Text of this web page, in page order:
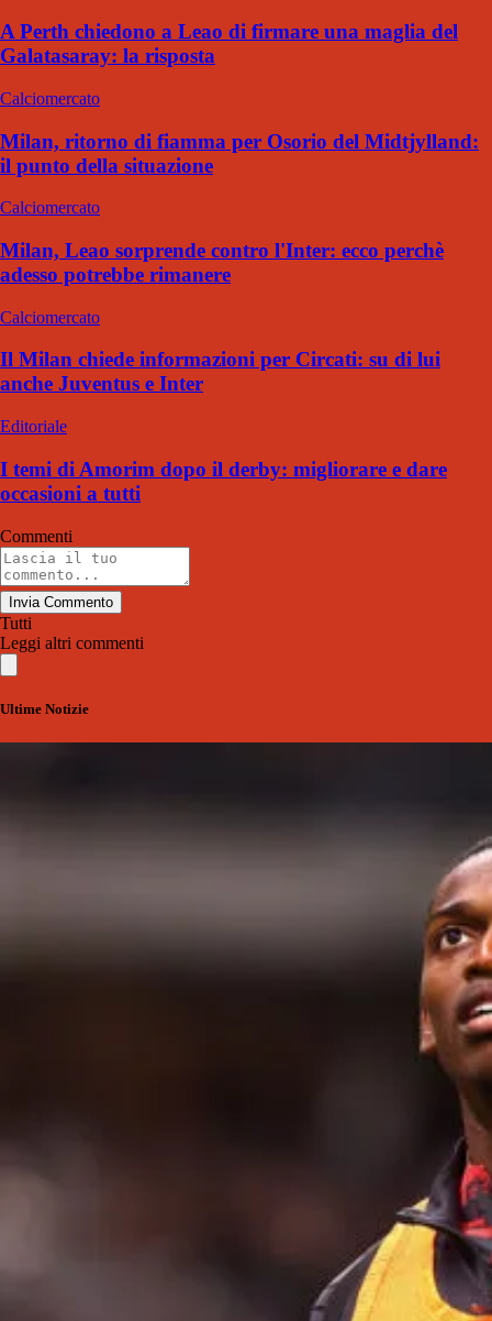
A Perth chiedono a Leao di firmare una maglia del
Galatasaray: la risposta
Calciomercato
Milan, ritorno di fiamma per Osorio del Midtjylland:
il punto della situazione
Calciomercato
Milan, Leao sorprende contro l'Inter: ecco perchè
adesso potrebbe rimanere
Calciomercato
Il Milan chiede informazioni per Circati: su di lui
anche Juventus e Inter
Editoriale
I temi di Amorim dopo il derby: migliorare e dare
occasioni a tutti
Commenti
Invia Commento
Tutti
Leggi altri commenti
Ultime Notizie